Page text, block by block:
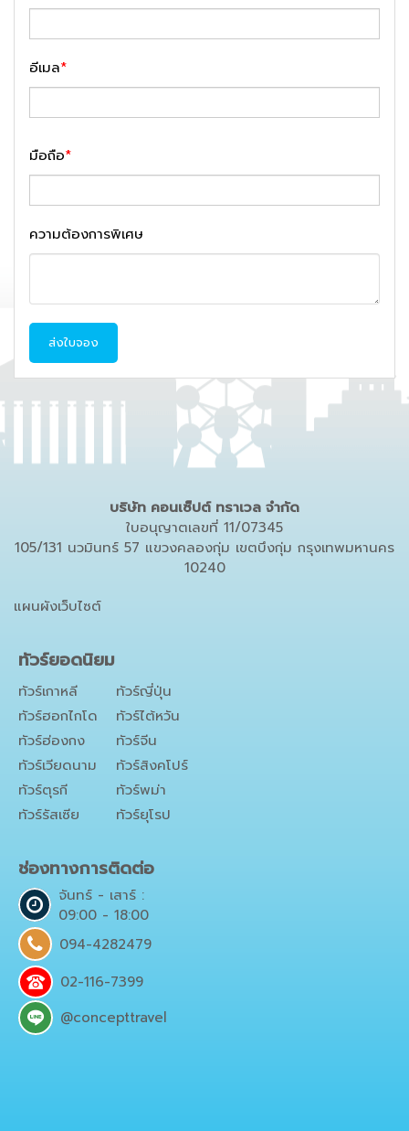
อีเมล*
มือถือ*
ความต้องการพิเศษ
ส่งใบจอง
บริษัท คอนเซ็ปต์ ทราเวล จำกัด
ใบอนุญาตเลขที่ 11/07345
105/131 นวมินทร์ 57 แขวงคลองกุ่ม เขตบึงกุ่ม กรุงเทพมหานคร
10240
แผนผังเว็บไซต์
ทัวร์ยอดนิยม
ทัวร์เกาหลี
ทัวร์ฮอกไกโด
ทัวร์ฮ่องกง
ทัวร์เวียดนาม
ทัวร์ตุรกี
ทัวร์รัสเซีย
ทัวร์ญี่ปุ่น
ทัวร์ไต้หวัน
ทัวร์จีน
ทัวร์สิงคโปร์
ทัวร์พม่า
ทัวร์ยุโรป
ช่องทางการติดต่อ
จันทร์ - เสาร์ :
09:00 - 18:00
094-4282479
02-116-7399
@concepttravel